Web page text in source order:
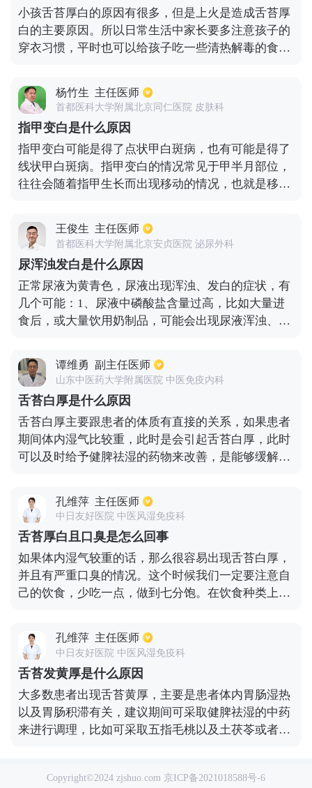
小孩舌苔厚白的原因有很多，但是上火是造成舌苔厚
白的主要原因。所以日常生活中家长要多注意孩子的
穿衣习惯，平时也可以给孩子吃一些清热解毒的食
养充足。多喝水，尽量补充体内的水分。如果小孩舌
苔较厚较白，可以用薏仁熬粥，加入冰糖给孩子吃，
可清热解毒。也可以用淡竹叶泡水给小孩服用，淡竹
叶清火利尿，可有效的缓解孩子因上火引起的尿尿难
受的情况，淡竹叶还有调理脾胃，肠胃的作用。除此
之外，还可以采用稻芽促消化，缓解积食，清热解
毒，排除体内毒素。
杨竹生 主任医师
首都医科大学附属北京同仁医院 皮肤科
指甲变白是什么原因
指甲变白可能是得了点状甲白斑病，也有可能是得了
线状甲白斑病。指甲变白的情况常见于甲半月部位，
往往会随着指甲生长而出现移动的情况，也就是移动
都变白了，往往是得了全白甲病，这属于先天性疾
病，无需治疗。导致白甲症的原因目前还不是很清
楚，可能和遗传或者缺乏维生素有关。另外，指甲变
白也可能是灰指甲，初期会指甲变白，之后会出现指
甲增厚的情况，这种疾病是真菌感染所致。
王俊生 主任医师
首都医科大学附属北京安贞医院 泌尿外科
尿浑浊发白是什么原因
正常尿液为黄青色，尿液出现浑浊、发白的症状，有
几个可能：1、尿液中磷酸盐含量过高，比如大量进
食后，或大量饮用奶制品，可能会出现尿液浑浊、发
细胞以及组织坏死物，于是造成尿液浑浊以及发白。
3、乳糜尿，这种情况少见，属于淋巴管内淋巴液漏
至尿液中，造成尿液呈现乳白色或浑浊的白色。
谭维勇 副主任医师
山东中医药大学附属医院 中医免疫内科
舌苔白厚是什么原因
舌苔白厚主要跟患者的体质有直接的关系，如果患者
期间体内湿气比较重，此时是会引起舌苔白厚，此时
可以及时给予健脾祛湿的药物来改善，是能够缓解症
子瘦肉汤，也可以在医生的医嘱下采用中成药物治
疗，比如四君子汤或者参苓白术丸等药物来改善症
状。其次也可以通过艾灸的方式来治疗。
孔维萍 主任医师
中日友好医院 中医风湿免疫科
舌苔厚白且口臭是怎么回事
如果体内湿气较重的话，那么很容易出现舌苔白厚，
并且有严重口臭的情况。这个时候我们一定要注意自
己的饮食，少吃一点，做到七分饱。在饮食种类上一
之前吃了大多的肉类或海鲜类，也应该减少，也就是
说之前吃很多的食物，现在一定要减少它的摄入量。
我们要遵循早晨吃好，中午吃饱，晚上吃的少一点的
原则，同时需要增强体育锻炼，只有身体运动起来，
才会使得血气流畅。如果发现自己的身体困重，可喝
一些茶水来促进肠胃蠕动，藿香、薏米、砂仁，这些
孔维萍 主任医师
中日友好医院 中医风湿免疫科
舌苔发黄厚是什么原因
大多数患者出现舌苔黄厚，主要是患者体内胃肠湿热
以及胃肠积滞有关，建议期间可采取健脾祛湿的中药
来进行调理，比如可采取五指毛桃以及土茯苓或者白
可以服用中成药甘露消毒丹等。部分患者期间也会在
Copyright©2024 zjshuo.com 京ICP备2021018588号-6